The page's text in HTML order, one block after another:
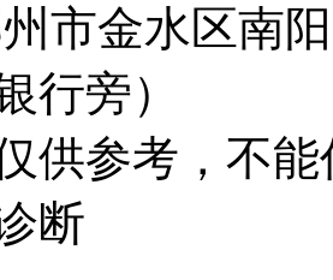
市金水区南
行旁）
供参考，不
断